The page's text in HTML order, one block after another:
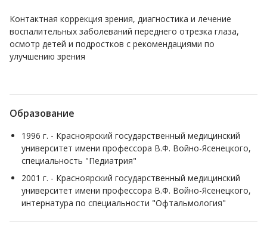
Контактная коррекция зрения, диагностика и лечение
воспалительных заболеваний переднего отрезка глаза,
осмотр детей и подростков с рекомендациями по
улучшению зрения
Образование
1996 г. - Красноярский государственный медицинский
университет имени профессора В.Ф. Войно-Ясенецкого,
специальность "Педиатрия"
2001 г. - Красноярский государственный медицинский
университет имени профессора В.Ф. Войно-Ясенецкого,
интернатура по специальности "Офтальмология"